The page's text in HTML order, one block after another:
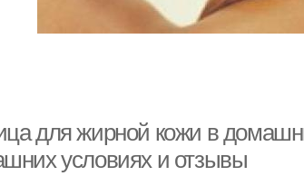
для жирной кожи в
условиях и отзывы